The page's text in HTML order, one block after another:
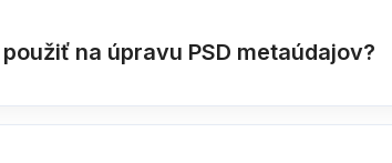
na úpravu PSD metaúdajov?